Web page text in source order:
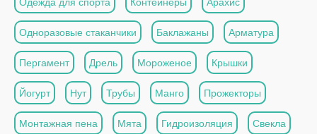
Одноразовые стаканчики Баклажаны Арматура
Пергамент Дрель Мороженое Крышки
Йогурт Нут Трубы Манго Прожекторы
Монтажная пена Мята Гидроизоляция Свекла